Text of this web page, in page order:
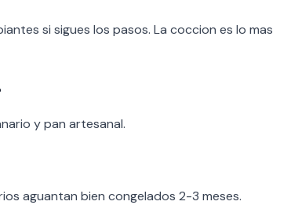
si sigues los pasos. La coccion es lo mas
y pan artesanal.
aguantan bien congelados 2-3 meses.